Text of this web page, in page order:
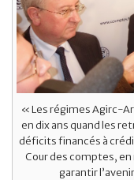
« Les régimes Agirc-
en dix ans quand les
déficits financés à
Cour des comptes,
garantir